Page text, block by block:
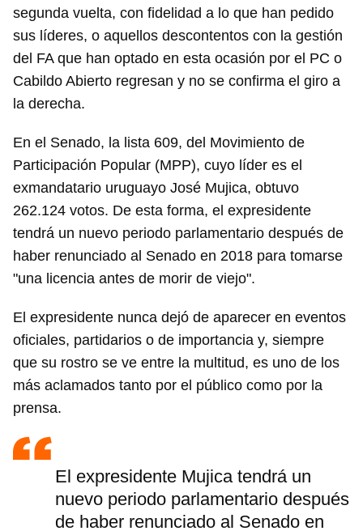
segunda vuelta, con fidelidad a lo que han pedido
sus líderes, o aquellos descontentos con la gestión
del FA que han optado en esta ocasión por el PC o
Cabildo Abierto regresan y no se confirma el giro a
la derecha.
En el Senado, la lista 609, del Movimiento de
Participación Popular (MPP), cuyo líder es el
exmandatario uruguayo José Mujica, obtuvo
262.124 votos. De esta forma, el expresidente
tendrá un nuevo periodo parlamentario después de
haber renunciado al Senado en 2018 para tomarse
"una licencia antes de morir de viejo".
El expresidente nunca dejó de aparecer en eventos
oficiales, partidarios o de importancia y, siempre
que su rostro se ve entre la multitud, es uno de los
más aclamados tanto por el público como por la
prensa.
El expresidente Mujica tendrá un
nuevo periodo parlamentario después
de haber renunciado al Senado en